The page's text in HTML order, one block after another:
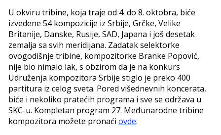
U okviru tribine, koja traje od 4. do 8. oktobra, biće
izvedene 54 kompozicije iz Srbije, Grčke, Velike
Britanije, Danske, Rusije, SAD, Japana i još desetak
zemalja sa svih meridijana. Zadatak selektorke
ovogodišnje tribine, kompozitorke Branke Popović,
nije bio nimalo lak, s obzirom da je na konkurs
Udruženja kompozitora Srbije stiglo je preko 400
partitura iz celog sveta. Pored višednevnih koncerata,
biće i nekoliko pratećih programa i sve se održava u
SKC-u. Kompletan program 27. Međunarodne tribine
kompozitora možete pronaći ovde.